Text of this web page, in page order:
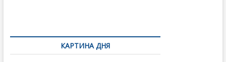
по
записямКАРТИНА ДНЯ